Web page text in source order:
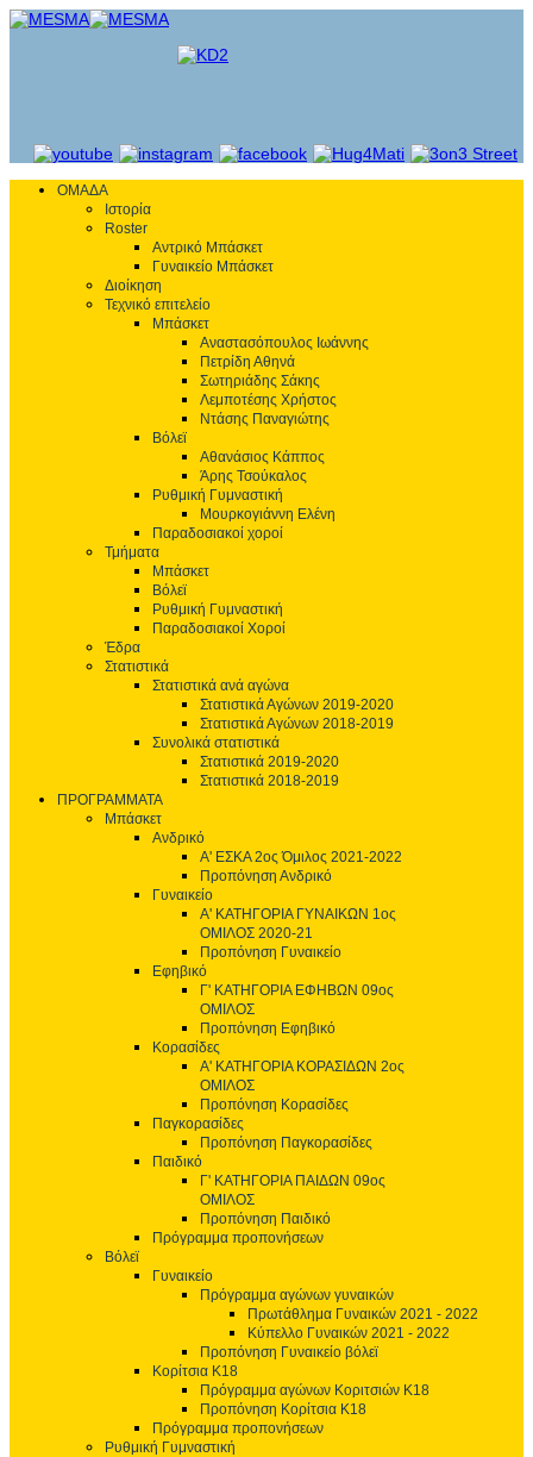
ΟΜΑΔΑ
Ιστορία
Roster
Αντρικό Μπάσκετ
Γυναικείο Μπάσκετ
Διοίκηση
Τεχνικό επιτελείο
Μπάσκετ
Αναστασόπουλος Ιωάννης
Πετρίδη Αθηνά
Σωτηριάδης Σάκης
Λεμποτέσης Χρήστος
Ντάσης Παναγιώτης
Βόλεϊ
Αθανάσιος Κάππος
Άρης Τσούκαλος
Ρυθμική Γυμναστική
Μουρκογιάννη Ελένη
Παραδοσιακοί χοροί
Τμήματα
Μπάσκετ
Βόλεϊ
Ρυθμική Γυμναστική
Παραδοσιακοί Χοροί
Έδρα
Στατιστικά
Στατιστικά ανά αγώνα
Στατιστικά Αγώνων 2019-2020
Στατιστικά Αγώνων 2018-2019
Συνολικά στατιστικά
Στατιστικά 2019-2020
Στατιστικά 2018-2019
ΠΡΟΓΡΑΜΜΑΤΑ
Μπάσκετ
Ανδρικό
Α' ΕΣΚΑ 2ος Όμιλος 2021-2022
Προπόνηση Ανδρικό
Γυναικείο
Α' ΚΑΤΗΓΟΡΙΑ ΓΥΝΑΙΚΩΝ 1ος
ΟΜΙΛΟΣ 2020-21
Προπόνηση Γυναικείο
Εφηβικό
Γ' ΚΑΤΗΓΟΡΙΑ ΕΦΗΒΩΝ 09ος
ΟΜΙΛΟΣ
Προπόνηση Εφηβικό
Κορασίδες
Α' ΚΑΤΗΓΟΡΙΑ ΚΟΡΑΣΙΔΩΝ 2ος
ΟΜΙΛΟΣ
Προπόνηση Κορασίδες
Παγκορασίδες
Προπόνηση Παγκορασίδες
Παιδικό
Γ' ΚΑΤΗΓΟΡΙΑ ΠΑΙΔΩΝ 09ος
ΟΜΙΛΟΣ
Προπόνηση Παιδικό
Πρόγραμμα προπονήσεων
Βόλεϊ
Γυναικείο
Πρόγραμμα αγώνων γυναικών
Πρωτάθλημα Γυναικών 2021 - 2022
Κύπελλο Γυναικών 2021 - 2022
Προπόνηση Γυναικείο βόλεϊ
Κορίτσια Κ18
Πρόγραμμα αγώνων Κοριτσιών Κ18
Προπόνηση Κορίτσια Κ18
Πρόγραμμα προπονήσεων
Ρυθμική Γυμναστική